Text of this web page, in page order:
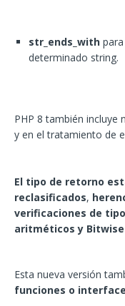
str_ends_with
determinado string.
PHP 8 también incluye
y en el tratamiento de
El tipo de retorno
reclasificados,
verificaciones de
aritméticos y
Esta nueva versión
funciones o